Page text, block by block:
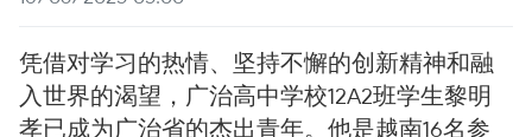
凭借对学习的热情、坚持不懈的创新精神和融
入世界的渴望，广治高中学校12A2班学生黎明
孝已成为广治省的杰出青年。他是越南16名参